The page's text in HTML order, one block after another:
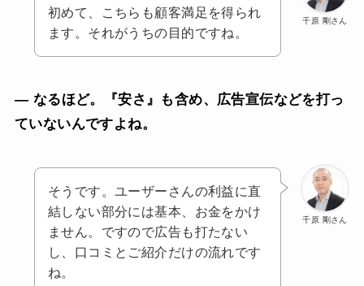
千原 剛さん
初めて、こちらも顧客満足を得られ
ます。それがうちの目的ですね。
— なるほど。『安さ』も含め、広告宣伝などを打っ
ていないんですよね。
千原 剛さん
そうです。ユーザーさんの利益に直
結しない部分には基本、お金をかけ
ません。ですので広告も打たない
し、口コミとご紹介だけの流れです
ね。